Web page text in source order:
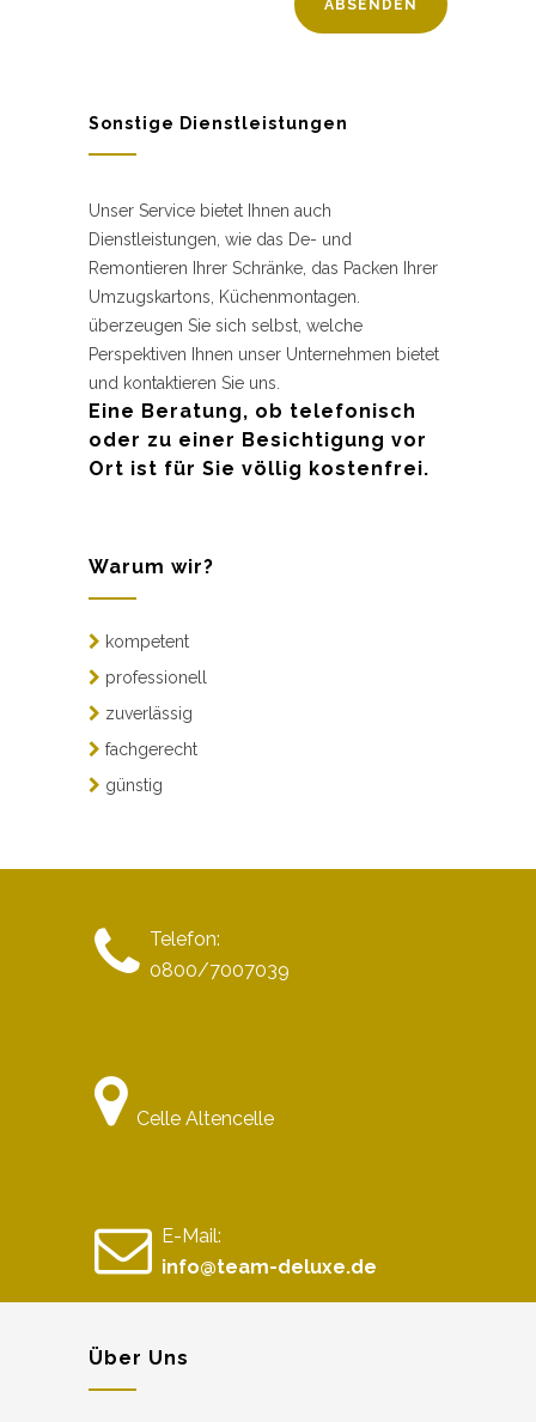
Sonstige Dienstleistungen
Unser Service bietet Ihnen auch
Dienstleistungen, wie das De- und
Remontieren Ihrer Schränke, das Packen Ihrer
Umzugskartons, Küchenmontagen.
überzeugen Sie sich selbst, welche
Perspektiven Ihnen unser Unternehmen bietet
und kontaktieren Sie uns.
Eine Beratung, ob telefonisch
oder zu einer Besichtigung vor
Ort ist für Sie völlig kostenfrei.
Warum wir?
kompetent
professionell
zuverlässig
fachgerecht
günstig
Telefon:
0800/7007039
Celle Altencelle
E-Mail:
info@team-deluxe.de
Über Uns